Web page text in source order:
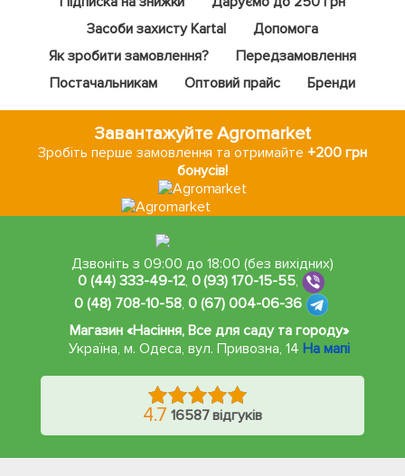
Засоби захисту Kartal
Допомога
Як зробити замовлення?
Передзамовлення
Постачальникам
Оптовий прайс Бренди
Завантажуйте Agromarket
Зробіть перше замовлення та отримайте+200 грн
бонусів!
Дзвоніть з 09:00 до 18:00 (без вихідних)
0 (44) 333-49-12, 0 (93) 170-15-55,
0 (48) 708-10-58, 0 (67) 004-06-36
Магазин «Насіння, Все для саду та городу»
Україна, м. Одеса,вул. Привозна, 14 На мапі
4.7 16587 відгуків